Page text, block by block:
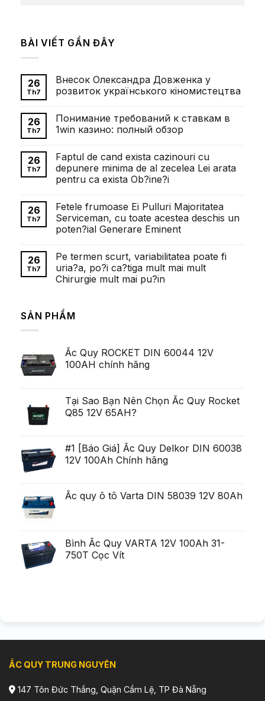
BÀI VIẾT GẦN ĐÂY
26
Th7
Внесок Олександра Довженка у
розвиток українського кіномистецтва
bình
luận
ở
Довженка
розвиток
українського
кіномистецтва
26
Th7
Понимание требований к ставкам в
1win казино: полный обзор
bình
luận
ở
Понимание
требований
ставкам
в
1win
казино:
полный
26
Th7
Faptul de cand exista cazinouri cu
depunere minima de al zecelea Lei arata
pentru ca exista Ob?ine?i
bình
luận
ở
Faptul
de
exista
cazinouri
cu
depunere
minima
Lei
arata
exista
Ob?
ine?
i
26
Th7
Fetele frumoase Ei Pulluri Majoritatea
Serviceman, cu toate acestea deschis un
poten?ial Generare Eminent
bình
luận
ở
Fetele
frumoase
Majoritatea
Serviceman,
deschis
poten?
ial
26
Th7
Pe termen scurt, variabilitatea poate fi
uria?a, po?i ca?tiga mult mai mult
Chirurgie mult mai pu?in
luận
ở
variabilitatea
poate
fi
tiga
Chirurgie
mult
mai
SẢN PHẨM
Ắc Quy ROCKET DIN 60044 12V
100AH chính hãng
Tại Sao Bạn Nên Chọn Ắc Quy Rocket
Q85 12V 65AH?
#1 [Báo Giá] Ắc Quy Delkor DIN 60038
12V 100Ah Chính hãng
Ắc quy ô tô Varta DIN 58039 12V 80Ah
Bình Ắc Quy VARTA 12V 100Ah 31-
750T Cọc Vít
ẮC QUY TRUNG NGUYÊN
147 Tôn Đức Thắng, Quận Cẩm Lệ, TP Đà Nẵng